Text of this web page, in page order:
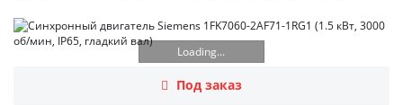
Loading...
Под заказ